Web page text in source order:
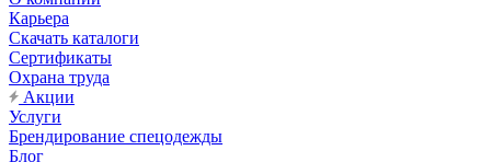
Карьера
Cкачать каталоги
Сертификаты
Охрана труда
Акции
Услуги
Брендирование спецодежды
Блог